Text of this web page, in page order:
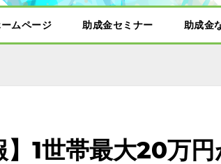
ムページ 助成金セミナー 助成金
】1世帯最大20万